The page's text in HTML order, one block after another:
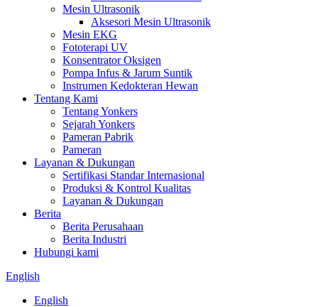
Mesin Ultrasonik
Aksesori Mesin Ultrasonik
Mesin EKG
Fototerapi UV
Konsentrator Oksigen
Pompa Infus & Jarum Suntik
Instrumen Kedokteran Hewan
Tentang Kami
Tentang Yonkers
Sejarah Yonkers
Pameran Pabrik
Pameran
Layanan & Dukungan
Sertifikasi Standar Internasional
Produksi & Kontrol Kualitas
Layanan & Dukungan
Berita
Berita Perusahaan
Berita Industri
Hubungi kami
English
English